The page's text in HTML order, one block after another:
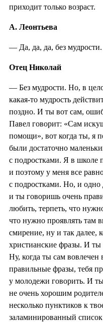
приходит только возраст.
А. Леонтьева
— Да, да, да, без мудрости.
Отец Николай
— Без мудрости. Но, в
какая-то мудрость
поздно. И ты вот сам,
Павел говорит: «Сам
помощи», вот когда ты, я
были достаточно
с подростками. Я в школе
и поэтому у меня все
с подростками. Но, и одно
и ты говоришь очень
любить, терпеть, что
что нужно проявлять там
смирение, ну и так далее,
христианские фразы. И
Ну, когда ты сам вовлечен
правильные фразы, тебя
у молодежи говорить. И
не очень хорошим
несколько пунктиков к
заламинированный список